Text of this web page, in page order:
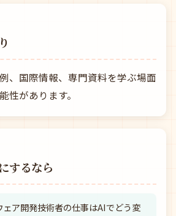
、国際情報、専門資料を学ぶ場面
性があります。
するなら
ェア開発技術者の仕事はAIでどう変